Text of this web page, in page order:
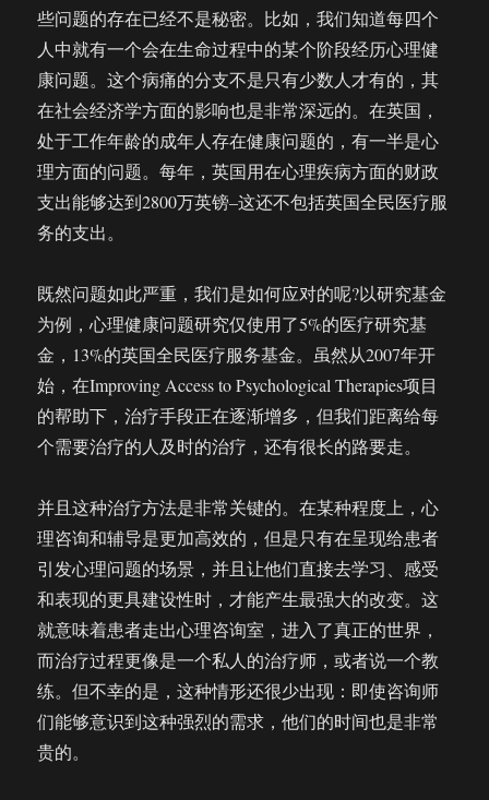
些问题的存在已经不是秘密。比如，我们知道每四个
人中就有一个会在生命过程中的某个阶段经历心理健
康问题。这个病痛的分支不是只有少数人才有的，其
在社会经济学方面的影响也是非常深远的。在英国，
处于工作年龄的成年人存在健康问题的，有一半是心
理方面的问题。每年，英国用在心理疾病方面的财政
支出能够达到2800万英镑–这还不包括英国全民医疗服
务的支出。
既然问题如此严重，我们是如何应对的呢?以研究基金
为例，心理健康问题研究仅使用了5%的医疗研究基
金，13%的英国全民医疗服务基金。虽然从2007年开
始，在Improving Access to Psychological Therapies项目
的帮助下，治疗手段正在逐渐增多，但我们距离给每
个需要治疗的人及时的治疗，还有很长的路要走。
并且这种治疗方法是非常关键的。在某种程度上，心
理咨询和辅导是更加高效的，但是只有在呈现给患者
引发心理问题的场景，并且让他们直接去学习、感受
和表现的更具建设性时，才能产生最强大的改变。这
就意味着患者走出心理咨询室，进入了真正的世界，
而治疗过程更像是一个私人的治疗师，或者说一个教
练。但不幸的是，这种情形还很少出现：即使咨询师
们能够意识到这种强烈的需求，他们的时间也是非常
贵的。